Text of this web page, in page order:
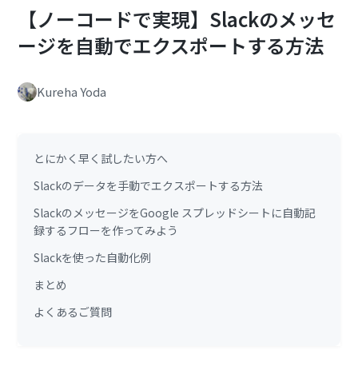
【ノーコードで実現】Slackのメッセ
ージを自動でエクスポートする方法
Kureha Yoda
とにかく早く試したい方へ
Slackのデータを手動でエクスポートする方法
SlackのメッセージをGoogle スプレッドシートに自動記
録するフローを作ってみよう
Slackを使った自動化例
まとめ
よくあるご質問